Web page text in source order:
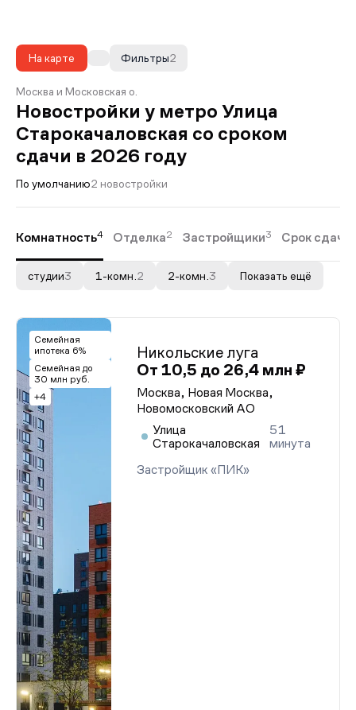
На карте 2
Фильтры
Москва и Московская о.
Новостройки у метро Улица
Старокачаловская со сроком
сдачи в 2026 году
По умолчанию2 новостройки
Комнатность4 Отделка2 Застройщики3 Срок сдачи
студии3 1-комн. 2 2-комн. 3 Показать ещё
Семейная
ипотека 6%
Семейная до
30 млн руб.
+4
Никольские луга
От 10,5 до 26,4 млн ₽
Москва, Новая Москва,
Новомосковский АО
Улица
Старокачаловская
51
минута
Застройщик «ПИК»